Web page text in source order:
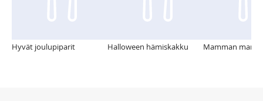
Hyvät joulupiparit Halloween hämiskakku Mamman